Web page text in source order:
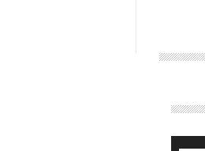
برای
افزایش